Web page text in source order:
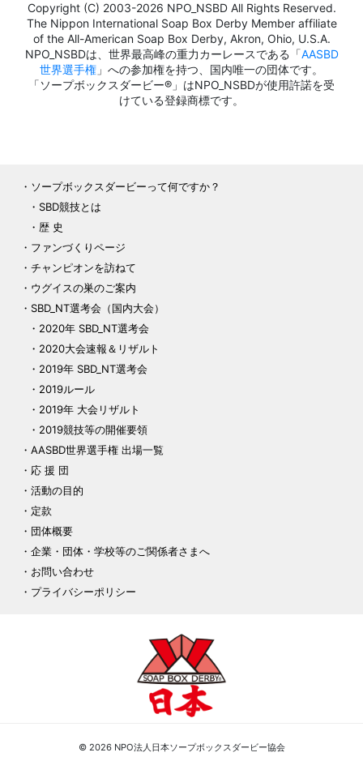
Copyright (C) 2003-2026 NPO_NSBD All Rights Reserved.
The Nippon International Soap Box Derby Member affiliate
of the All-American Soap Box Derby, Akron, Ohio, U.S.A.
NPO_NSBDは、世界最高峰の重力カーレースである「AASBD
世界選手権 」への参加権を持つ、国内唯一の団体です。
「ソープボックスダービー®」はNPO_NSBDが使用許諾を受
けている登録商標です。
ソープボックスダービーって何ですか？
SBD競技とは
歴 史
ファンづくりページ
チャンピオンを訪ねて
ウグイスの巣のご案内
SBD_NT選考会（国内大会）
2020年 SBD_NT選考会
2020大会速報＆リザルト
2019年 SBD_NT選考会
2019ルール
2019年 大会リザルト
2019競技等の開催要領
AASBD世界選手権 出場一覧
応 援 団
活動の目的
定款
団体概要
企業・団体・学校等のご関係者さまへ
お問い合わせ
プライバシーポリシー
© 2026 NPO法人日本ソープボックスダービー協会